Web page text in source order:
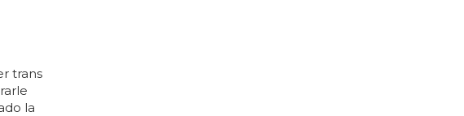
trans
la